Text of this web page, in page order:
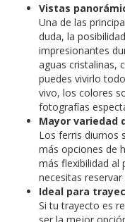
Vistas
Una de las
duda, la
impresionantes
aguas cristalinas,
puedes vivirlo
vivo, los colores
fotografías
Mayor variedad
Los ferris diurnos
más opciones de
más flexibilidad al
necesitas
Ideal para
Si tu trayecto es